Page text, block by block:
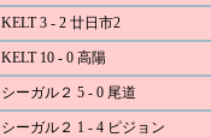
KELT 3 - 2 廿日市2
KELT 10 - 0 高陽
シーガル２ 5 - 0 尾道
シーガル２ 1 - 4 ピジョン